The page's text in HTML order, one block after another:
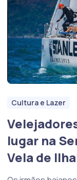
Cultura e Lazer
lugar na
Vela de